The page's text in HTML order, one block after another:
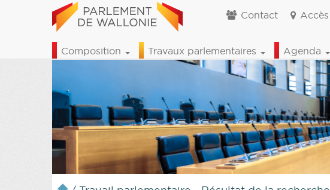
Contact Accès
Composition Travaux parlementaires Agenda